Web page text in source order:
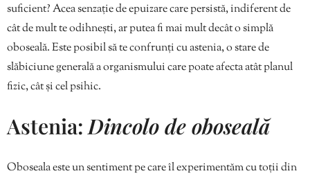
suficient? Acea senzație de epuizare care persistă, indiferent de
cât de mult te odihnești, ar putea fi mai mult decât o simplă
oboseală. Este posibil să te confrunți cu astenia, o stare de
slăbiciune generală a organismului care poate afecta atât planul
fizic, cât și cel psihic.
Astenia: Dincolo de oboseală
Oboseala este un sentiment pe care îl experimentăm cu toții din